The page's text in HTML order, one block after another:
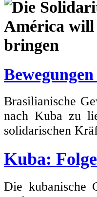
Brasilianische
nach Kuba zu
solidarischen
Kuba:
Die kubanische